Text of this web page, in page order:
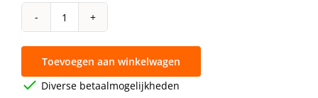
Deb-
STOKO
solopol
lime
Toevoegen aan winkelwagen
Diverse betaalmogelijkheden